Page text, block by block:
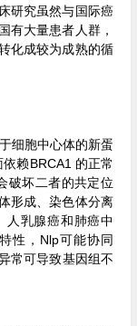
研究虽然与国际癌
有大量患者人群，
化成较为成熟的循
细胞中心体的新蛋
赖BRCA1 的正常
破坏二者的共定位
形成、染色体分离
人乳腺癌和肺癌中
性，Nlp可能协同
常可导致基因组不